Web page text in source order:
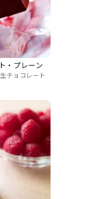
チョコレート
・プレーン